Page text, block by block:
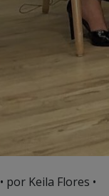
• por Keila Flores •